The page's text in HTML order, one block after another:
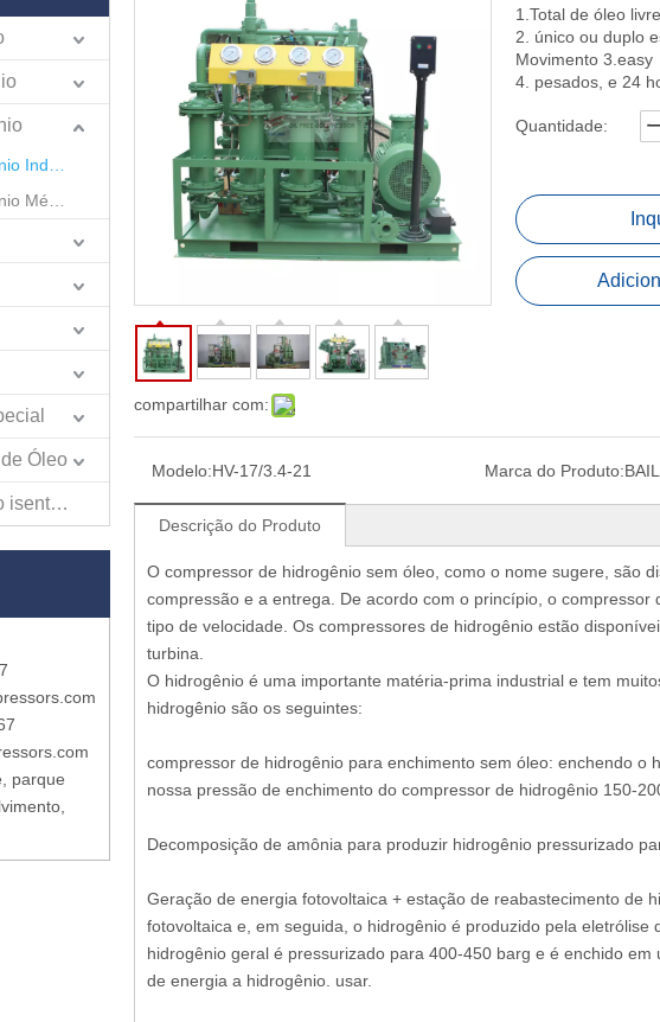
Óleo
Compressor de oxigênio isento de óleo
parque
compartilhar com:
1.Total de óleo livre
2. único ou duplo
Movimento 3.easy
4. pesados, e 24
Quantidade:
Modelo:HV-17/3.4-21 Marca do Produto:
Descrição do Produto
O compressor de hidrogênio sem óleo, como o nome sugere, são
compressão e a entrega. De acordo com o princípio, o
tipo de velocidade. Os compressores de hidrogênio estão
turbina.
O hidrogênio é uma importante matéria-prima industrial e tem
hidrogênio são os seguintes:
compressor de hidrogênio para enchimento sem óleo: enchendo
nossa pressão de enchimento do compressor de hidrogênio 150-
Decomposição de amônia para produzir hidrogênio pressurizado
Geração de energia fotovoltaica + estação de reabastecimento de
fotovoltaica e, em seguida, o hidrogênio é produzido pela
hidrogênio geral é pressurizado para 400-450 barg e é enchido
de energia a hidrogênio. usar.